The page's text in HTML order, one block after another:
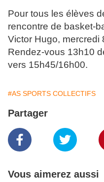
Pour tous les élèves
rencontre de basket-
Victor Hugo, mercredi
Rendez-vous 13h10
vers 15h45/16h00.
#AS SPORTS COLLECTIFS
Partager
Vous aimerez aussi